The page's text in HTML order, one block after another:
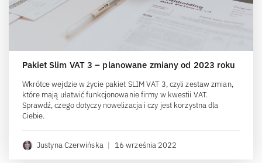
Pakiet Slim VAT 3 – planowane zmiany od 2023 roku
Wkrótce wejdzie w życie pakiet SLIM VAT 3, czyli zestaw zmian,
które mają ułatwić funkcjonowanie firmy w kwestii VAT.
Sprawdź, czego dotyczy nowelizacja i czy jest korzystna dla
Ciebie.
Justyna Czerwińska | 16 września 2022